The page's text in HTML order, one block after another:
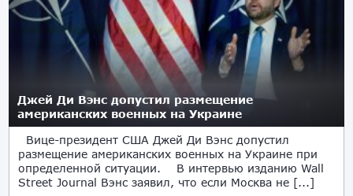
Джей Ди Вэнс допустил размещение
американских военных на Украине
Вице-президент США Джей Ди Вэнс допустил
размещение американских военных на Украине при
определенной ситуации. В интервью изданию Wall
Street Journal Вэнс заявил, что если Москва не [...]